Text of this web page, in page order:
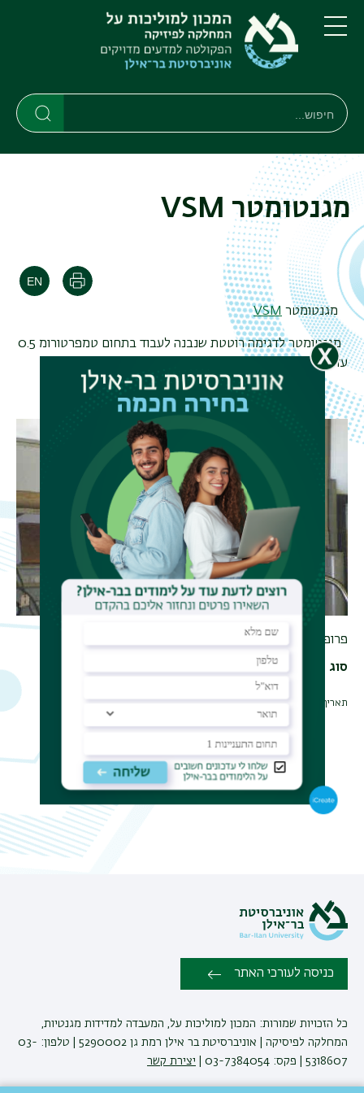
דילוג
לתוכן
העיקרי
דילוג
לתפריט
ניווט
ראשי
תפריט
חיפוש
חיפוש
מגנטומטר VSM
הדפסה
מגנטומטר VSM
מגנטומטר לדגימה רוטטת שנבנה לעבוד בתחום טמפרטורומ 0.5
עד 800K
ושדה של עד 16 טסלה.
פרופ&#39;&nbsp;פרופ&#39; קסין יאו ליד המערכת.
סוג מדידה
תאריך עדכון אחרון : 20/06/2016
כניסה לעורכי האתר
כל הזכויות שמורות: המכון למוליכות על, המעבדה למדידות מגנטיות,
המחלקה לפיסיקה | אוניברסיטת בר אילן רמת גן 5290002 | טלפון: 03-
5318607 | פקס: 03-7384054 |
יצירת קשר